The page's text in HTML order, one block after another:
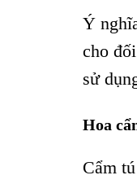
Ý
cho
sử
Hoa
Cẩm